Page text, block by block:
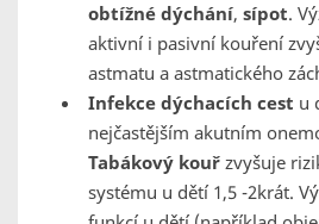
obtížné dýchání, sípot.
aktivní i pasivní kouření
astmatu a astmatického
Infekce dýchacích cest u
nejčastějším akutním
Tabákový kouř zvyšuje
systému u dětí 1,5 -2krát.